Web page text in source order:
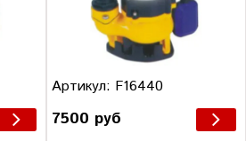
Артикул: F16440
7500 руб